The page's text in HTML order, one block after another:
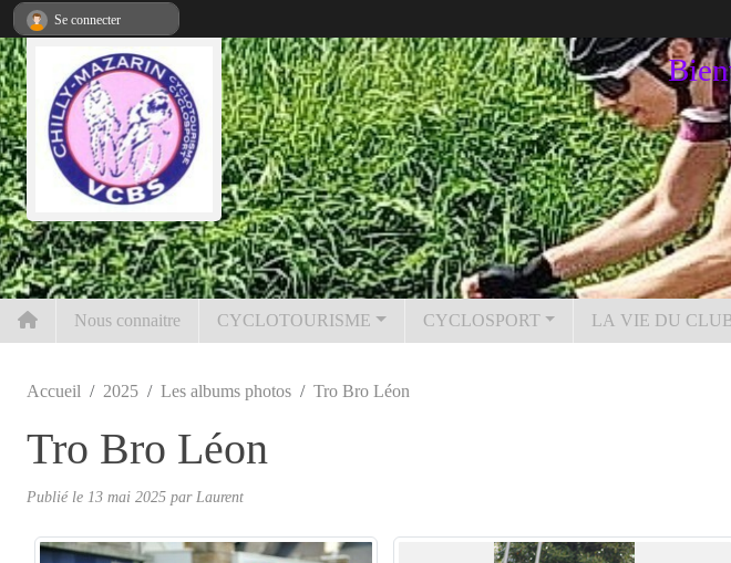
Nous connaitre CYCLOTOURISME CYCLOSPORT LA VIE DU
Accueil 2025 Les albums photos Tro Bro Léon
Tro Bro Léon
Publié le 13 mai 2025 par Laurent
Se connecter
Panneau de gestion des cookies